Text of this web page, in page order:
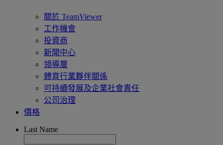
關於 TeamViewer
工作機會
投資商
新聞中心
領導層
體育行業夥伴關係
可持續發展及企業社會責任
公司治理
價格
Last Name